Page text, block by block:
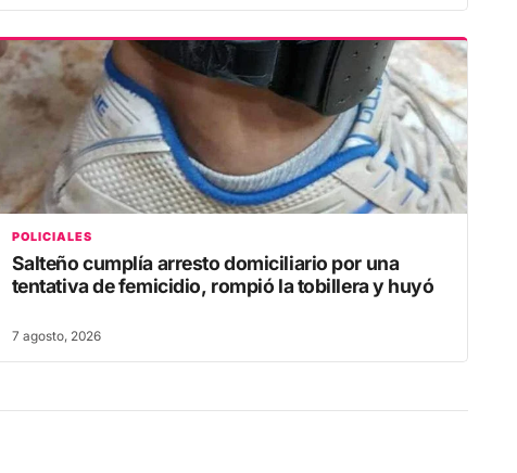
POLICIALES
Salteño cumplía arresto domiciliario por una
tentativa de femicidio, rompió la tobillera y huyó
7 agosto, 2026